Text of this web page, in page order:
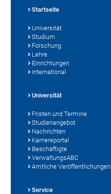
Startseite
Universität
Studium
Forschung
Lehre
Einrichtungen
International
Universität
Fristen und Termine
Studienangebot
Nachrichten
Karriereportal
Beschäftigte
VerwaltungsABC
Amtliche Veröffentlichungen
Service